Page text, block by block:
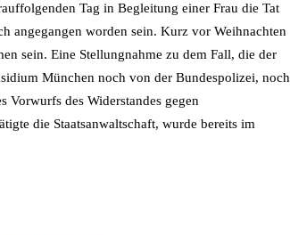
Tag in Begleitung einer Frau die Tat
angegangen worden sein. Kurz vor Weihnachten
sein. Eine Stellungnahme zu dem Fall, die der
München noch von der Bundespolizei, noch
Vorwurfs des Widerstandes gegen
die Staatsanwaltschaft, wurde bereits im